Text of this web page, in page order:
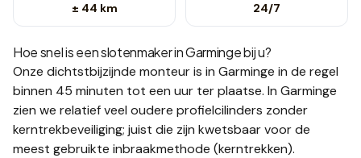
± 44 km 24/7
Hoe snel is een slotenmaker inGarmingebij u?
Onze dichtstbijzijnde monteur is in Garminge in de regel
binnen 45 minuten tot een uur ter plaatse. In Garminge
zien we relatief veel oudere profielcilinders zonder
kerntrekbeveiliging; juist die zijn kwetsbaar voor de
meest gebruikte inbraakmethode (kerntrekken).